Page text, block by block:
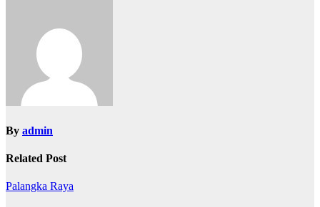
By admin
Related Post
Palangka Raya